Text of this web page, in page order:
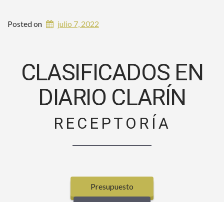
Posted on julio 7, 2022
CLASIFICADOS EN
DIARIO CLARÍN
RECEPTORÍA
Presupuesto